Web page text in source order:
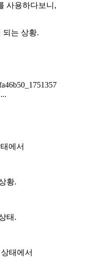
사용하다보니,
되는 상황.​
에서
황.
태.
태에서